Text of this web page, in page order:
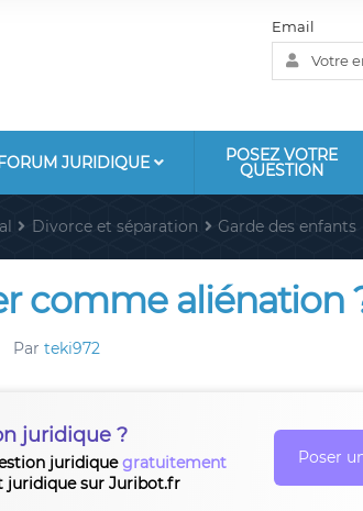
Email
JURIDIQUE POSEZ VOTRE
QUESTION
Divorce et séparation Garde des enfants
comme aliénation
Par teki972
juridique ?
juridiquegratuitement
juridique sur Juribot.fr
Poser